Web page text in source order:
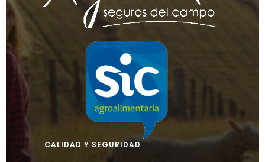
CALIDAD Y SEGURIDAD